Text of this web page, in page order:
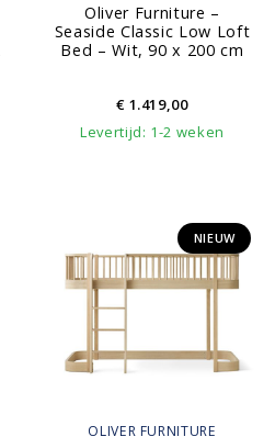
Oliver Furniture –
Seaside Classic Low Loft
Bed – Wit, 90 x 200 cm
€1.419,00
Levertijd: 1-2 weken
OLIVER FURNITURE
NIEUW